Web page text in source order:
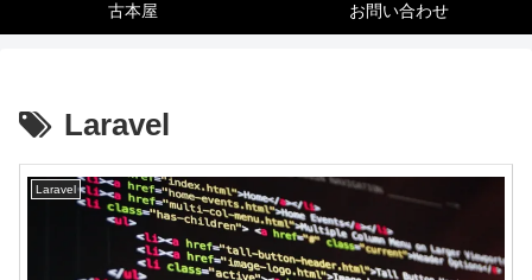
古本屋 お問い合わせ
Laravel
Laravel